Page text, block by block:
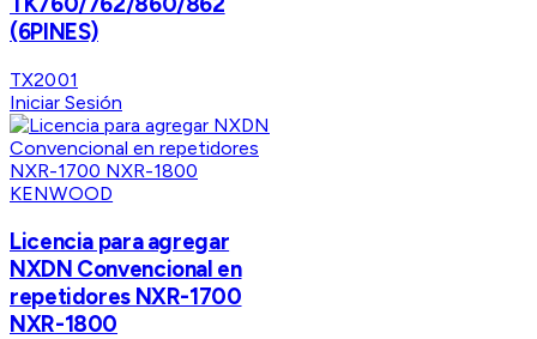
(6PINES)
TX2001
Iniciar Sesión
KENWOOD
Licencia para agregar
NXDN Convencional en
repetidores NXR-1700
NXR-1800